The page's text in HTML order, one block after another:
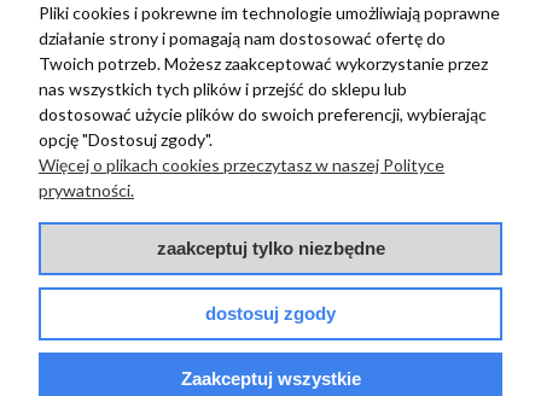
TERRADECO
BAZA WIEDZY
PŁATNOŚCI I DOSTAWA
© 2017 - 2025 | terradeco.com.pl code and analytics: terradeco
Pliki cookies i pokrewne im technologie umożliwiają poprawne
działanie strony i pomagają nam dostosować ofertę do
Twoich potrzeb. Możesz zaakceptować wykorzystanie przez
nas wszystkich tych plików i przejść do sklepu lub
dostosować użycie plików do swoich preferencji, wybierając
opcję "Dostosuj zgody".
Więcej o plikach cookies przeczytasz w naszej Polityce
prywatności.
zaakceptuj tylko niezbędne
dostosuj zgody
Zaakceptuj wszystkie